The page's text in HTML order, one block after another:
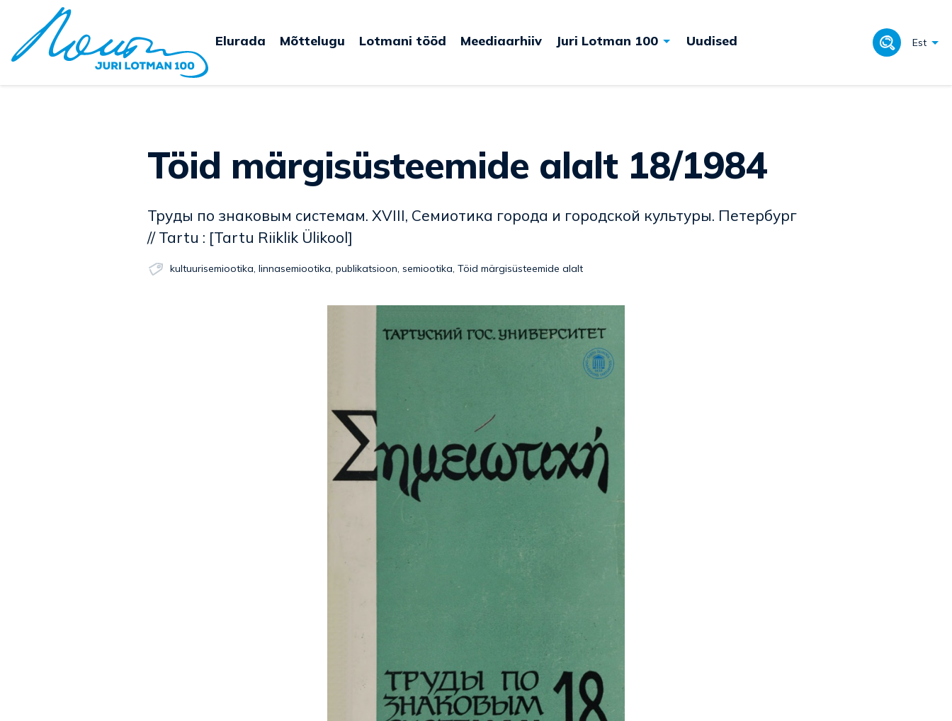
Elurada Mõttelugu Lotmani tööd Meediaarhiiv Juri Lotman 100 Uudised Est
Töid märgisüsteemide alalt 18/1984
Труды по знаковым системам. XVIII, Семиотика города и городской культуры. Петербург
// Tartu : [Tartu Riiklik Ülikool]
kultuurisemiootika, linnasemiootika, publikatsioon, semiootika, Töid märgisüsteemide alalt